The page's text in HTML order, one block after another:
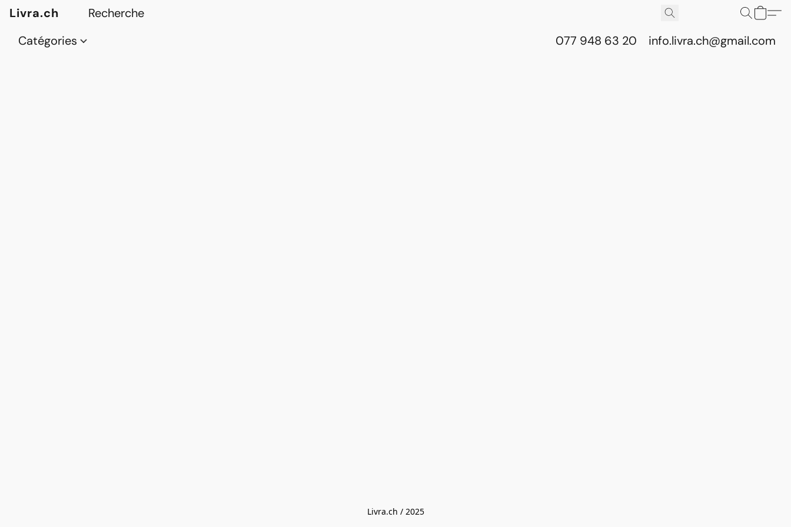
Livra.ch
Catégories
077 948 63 20 info.livra.ch@gmail.com
Livra.ch / 2025